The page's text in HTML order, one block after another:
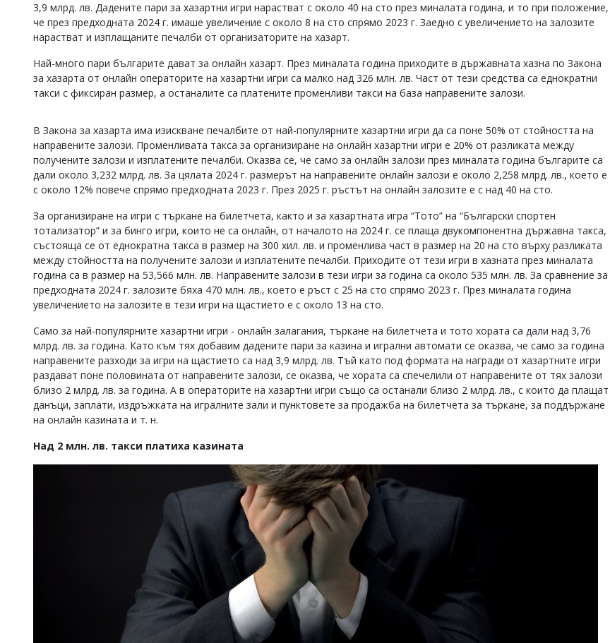
office@flagman.bg
статиите
читателите
редакцията
отговорност
откриете
обиден
коментар,
3,9 млрд. лв. Дадените пари за хазартни игри нарастват с около 40 на сто през миналата година, и то при положение,
че през предходната 2024 г. имаше увеличение с около 8 на сто спрямо 2023 г. Заедно с увеличението на залозите
нарастват и изплащаните печалби от организаторите на хазарт.
Най-много пари българите дават за онлайн хазарт. През миналата година приходите в държавната хазна по Закона
за хазарта от онлайн операторите на хазартни игри са малко над 326 млн. лв. Част от тези средства са еднократни
такси с фиксиран размер, а останалите са платените променливи такси на база направените залози.
В Закона за хазарта има изискване печалбите от най-популярните хазартни игри да са поне 50% от стойността на
направените залози. Променливата такса за организиране на онлайн хазартни игри е 20% от разликата между
получените залози и изплатените печалби. Оказва се, че само за онлайн залози през миналата година българите са
дали около 3,232 млрд. лв. За цялата 2024 г. размерът на направените онлайн залози е около 2,258 млрд. лв., което е
с около 12% повече спрямо предходната 2023 г. През 2025 г. ръстът на онлайн залозите е с над 40 на сто.
За организиране на игри с търкане на билетчета, както и за хазартната игра “Тото” на “Български спортен
тотализатор” и за бинго игри, които не са онлайн, от началото на 2024 г. се плаща двукомпонентна държавна такса,
състояща се от еднократна такса в размер на 300 хил. лв. и променлива част в размер на 20 на сто върху разликата
между стойността на получените залози и изплатените печалби. Приходите от тези игри в хазната през миналата
година са в размер на 53,566 млн. лв. Направените залози в тези игри за година са около 535 млн. лв. За сравнение за
предходната 2024 г. залозите бяха 470 млн. лв., което е ръст с 25 на сто спрямо 2023 г. През миналата година
увеличението на залозите в тези игри на щастието е с около 13 на сто.
Само за най-популярните хазартни игри - онлайн залагания, търкане на билетчета и тото хората са дали над 3,76
млрд. лв. за година. Като към тях добавим дадените пари за казина и игрални автомати се оказва, че само за година
направените разходи за игри на щастието са над 3,9 млрд. лв. Тъй като под формата на награди от хазартните игри
раздават поне половината от направените залози, се оказва, че хората са спечелили от направените от тях залози
близо 2 млрд. лв. за година. А в операторите на хазартни игри също са останали близо 2 млрд. лв., с които да плащат
данъци, заплати, издръжката на игралните зали и пунктовете за продажба на билетчета за търкане, за поддържане
на онлайн казината и т. н.
Над 2 млн. лв. такси платиха казината